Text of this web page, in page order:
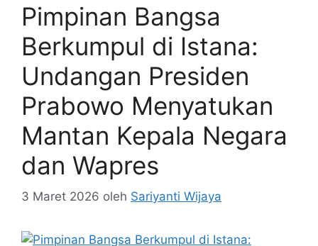
Pimpinan Bangsa
Berkumpul di Istana:
Undangan Presiden
Prabowo Menyatukan
Mantan Kepala Negara
dan Wapres
3 Maret 2026 oleh Sariyanti Wijaya